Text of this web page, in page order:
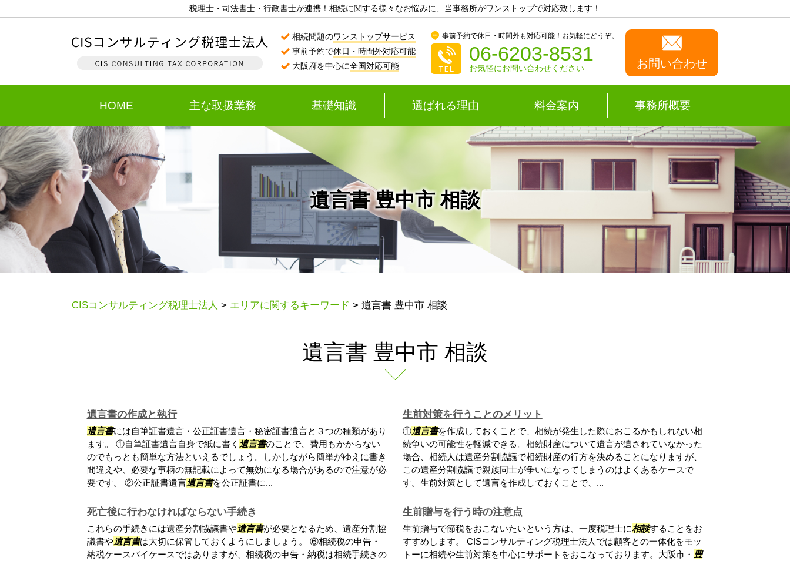
遺言書 豊中市 相談
税理士・司法書士・行政書士が連携！相続に関する様々なお悩みに、当事務所がワンストップで対応致します！
相続問題のワンストップサービス
事前予約で休日・時間外対応可能
大阪府を中心に全国対応可能
事前予約で休日・時間外も対応可能！お気軽にどうぞ。
06-6203-8531
お気軽にお問い合わせください お問い合わせ
HOME 主な取扱業務 基礎知識 選ばれる理由 料金案内 事務所概要
CISコンサルティング税理士法人 > エリアに関するキーワード > 遺言書 豊中市 相談
遺言書 豊中市 相談
遺言書の作成と執行
遺言書には自筆証書遺言・公正証書遺言・秘密証書遺言と３つの種類があり
ます。 ①自筆証書遺言自身で紙に書く 遺言書のことで、費用もかからない
のでもっとも簡単な方法といえるでしょう。しかしながら簡単がゆえに書き
間違えや、必要な事柄の無記載によって無効になる場合があるので注意が必
要です。 ②公正証書遺言遺言書を公正証書に...
生前対策を行うことのメリット
①遺言書を作成しておくことで、相続が発生した際におこるかもしれない相
続争いの可能性を軽減できる。相続財産について遺言が遺されていなかった
場合、相続人は遺産分割協議で相続財産の行方を決めることになりますが、
この遺産分割協議で親族同士が争いになってしまうのはよくあるケースで
す。生前対策として遺言を作成しておくことで、...
死亡後に行わなければならない手続き
これらの手続きには遺産分割協議書や遺言書が必要となるため、遺産分割協
議書や遺言書は大切に保管しておくようにしましょう。 ⑥相続税の申告・
納税ケースバイケースではありますが、相続税の申告・納税は相続手続きの
生前贈与を行う時の注意点
生前贈与で節税をおこないたいという方は、一度税理士に相談することをお
すすめします。 CISコンサルティング税理士法人では顧客との一体化をモッ
トーに相続や生前対策を中心にサポートをおこなっております。大阪市・ 豊